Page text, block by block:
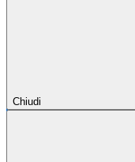
Chiudi